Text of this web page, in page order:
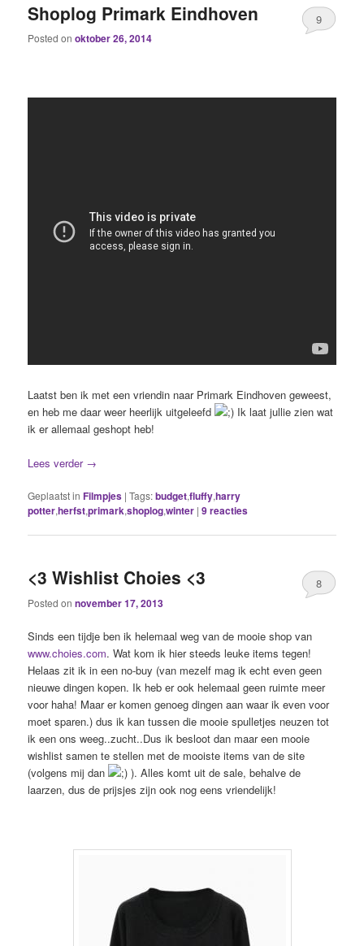
Shoplog Primark Eindhoven
Posted onoktober 26, 2014
9
Laatst ben ik met een vriendin naar Primark Eindhoven geweest,
en heb me daar weer heerlijk uitgeleefd
Ik laat jullie zien wat
ik er allemaal geshopt heb!
Lees verder →
Geplaatst in Filmpjes |Tags:budget,fluffy,harry
potter,herfst,primark,shoplog,winter |9reacties
<3 Wishlist Choies <3
Posted onnovember 17, 2013
8
Sinds een tijdje ben ik helemaal weg van de mooie shop van
www.choies.com. Wat kom ik hier steeds leuke items tegen!
Helaas zit ik in een no-buy (van mezelf mag ik echt even geen
nieuwe dingen kopen. Ik heb er ook helemaal geen ruimte meer
voor haha! Maar er komen genoeg dingen aan waar ik even voor
moet sparen.) dus ik kan tussen die mooie spulletjes neuzen tot
ik een ons weeg..zucht..Dus ik besloot dan maar een mooie
wishlist samen te stellen met de mooiste items van de site
(volgens mij dan
). Alles komt uit de sale, behalve de
laarzen, dus de prijsjes zijn ook nog eens vriendelijk!